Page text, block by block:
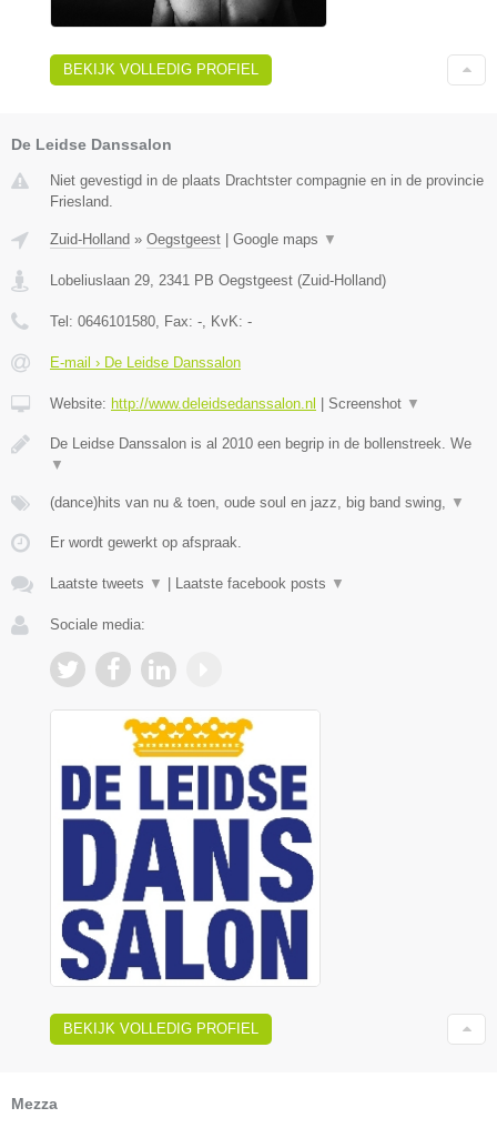
BEKIJK VOLLEDIG PROFIEL
De Leidse Danssalon
Niet gevestigd in de plaats Drachtster compagnie en in de provincie
Friesland.
Zuid-Holland » Oegstgeest Google maps ▼
Lobeliuslaan 29, 2341 PB Oegstgeest (Zuid-Holland)
Tel: 0646101580, Fax: -, KvK: -
E-mail › De Leidse Danssalon
Website: http://www.deleidsedanssalon.nl Screenshot ▼
De Leidse Danssalon is al 2010 een begrip in de bollenstreek. We
▼
(dance)hits van nu & toen, oude soul en jazz, big band swing, ▼
Er wordt gewerkt op afspraak.
Laatste tweets ▼ Laatste facebook posts ▼
Sociale media:
BEKIJK VOLLEDIG PROFIEL
Mezza